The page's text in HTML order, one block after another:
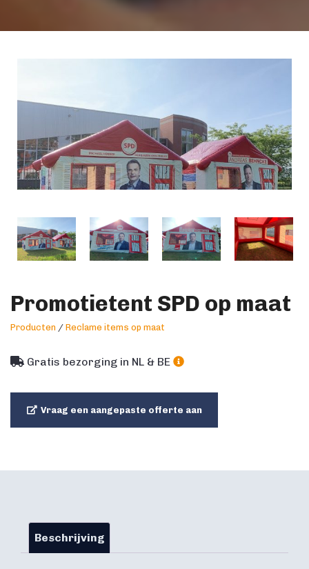
Promotietent SPD op maat
Producten / Reclame items op maat
Gratis bezorging in NL & BE
Vraag een aangepaste offerte aan
Beschrijving